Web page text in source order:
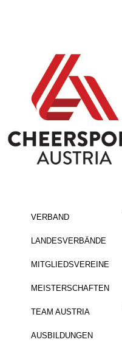
VERBAND
LANDESVERBÄNDE
MITGLIEDSVEREINE
MEISTERSCHAFTEN
TEAM AUSTRIA
AUSBILDUNGEN